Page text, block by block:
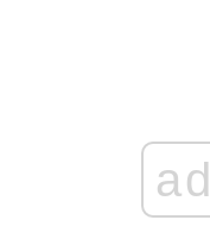
ad